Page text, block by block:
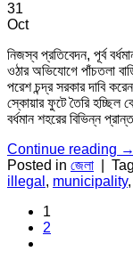
31
Oct
নিজস্ব প্রতিবেদন, পূর্ব
ওঠার অভিযোগে পাঁচতলা
পরেশ চন্দ্র সরকার দাবি
স্কোয়ার ফুটে তৈরি হচ্ছিল
বর্ধমান শহরের বিভিন্ন
Continue reading →
Posted in জেলা
illegal , municipality,
1
2